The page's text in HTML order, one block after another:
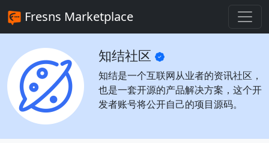
Fresns Marketplace
知结社区
知结是一个互联网从业者的资讯社区，
也是一套开源的产品解决方案，这个开
发者账号将公开自己的项目源码。